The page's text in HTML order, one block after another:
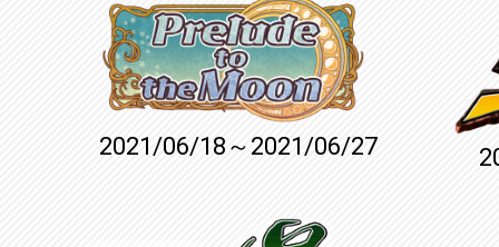
2021/06/18～2021/06/27